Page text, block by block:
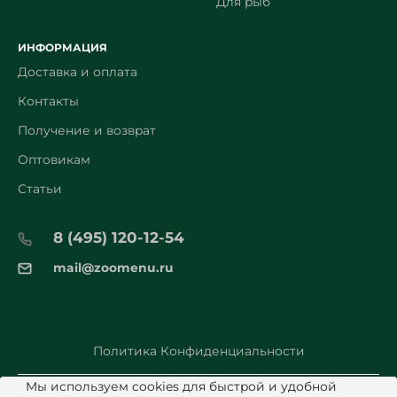
ИНФОРМАЦИЯ
Доставка и оплата
Контакты
Получение и возврат
Оптовикам
Статьи
8 (495) 120-12-54
mail@zoomenu.ru
Политика Конфиденциальности
Мы используем cookies для быстрой и удобной